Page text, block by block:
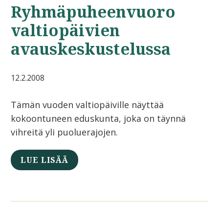
Ryhmäpuheenvuoro
valtiopäivien
avauskeskustelussa
12.2.2008
Tämän vuoden valtiopäiville näyttää
kokoontuneen eduskunta, joka on täynnä
vihreitä yli puoluerajojen.
LUE LISÄÄ